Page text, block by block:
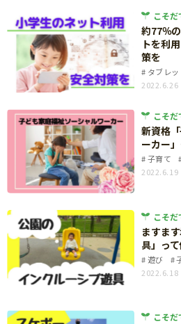
本・読書
運動・あそび・ゲーム
英語
習い事
知育
おでかけ
家族
料理
マネー
健康
こそだ
約77％
トを利
策を
タブレッ
2022.6.26
こそだ
新資格
ーカー
子育て
2022.6.19
こそだ
ますま
具」って
遊び
2022.6.18
こそだ